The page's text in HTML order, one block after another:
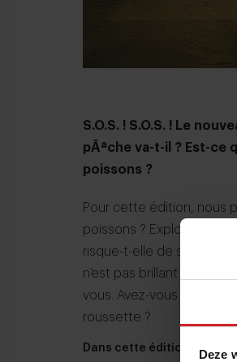
Deze
S.O.S. ! S.O.S. ! Le
pÃªche va-t-il ? Est-ce
poissons ?
Pour cette édition, nous
poissons ? Exploitons-
risque-t-elle de sonner le
n’est pas brillant pour
vous. Avez-vous déjà
roussette ?
Dans cette édition: